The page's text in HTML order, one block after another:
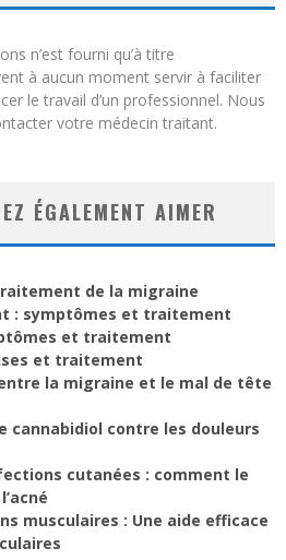
n’est fourni qu’à titre
à aucun moment servir à faciliter
le travail d’un professionnel. Nous
votre médecin traitant.
ÉGALEMENT AIMER
de la migraine
: symptômes et traitement
et traitement
et traitement
la migraine et le mal de tête
cannabidiol contre les douleurs
cutanées : comment le
musculaires : Une aide efficace